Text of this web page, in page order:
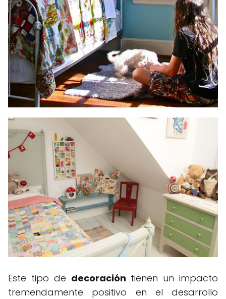
Este tipo de decoración tienen un impacto
tremendamente positivo en el desarrollo